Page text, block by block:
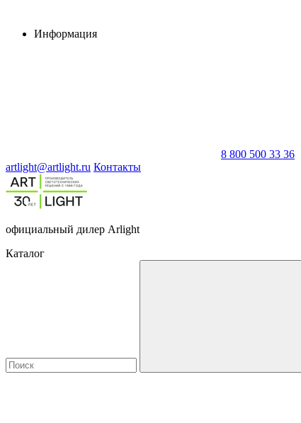
Информация
8 800 500 33 36
artlight@artlight.ru Контакты
официальный дилер Arlight
Каталог